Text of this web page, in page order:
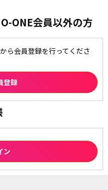
ONE会員以外の方
ら会員登録を行ってくださ